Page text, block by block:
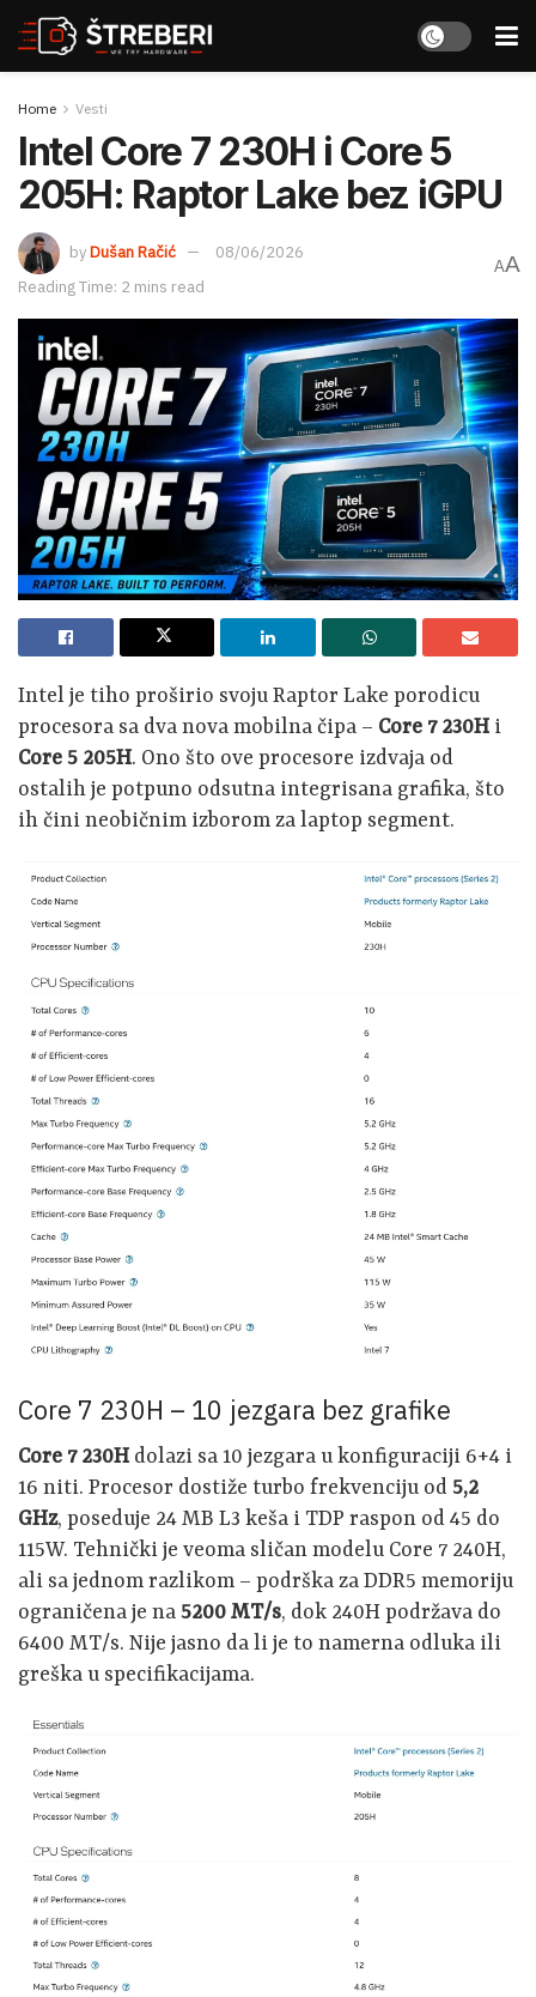
Home Vesti
Intel Core 7 230H i Core 5
205H: Raptor Lake bez iGPU
byDušan Račić
08/06/2026
Reading Time: 2 mins read
AA
Intel je tiho proširio svoju Raptor Lake porodicu
procesora sa dva nova mobilna čipa – Core 7 230H i
Core 5 205H. Ono što ove procesore izdvaja od
ostalih je potpuno odsutna integrisana grafika, što
ih čini neobičnim izborom za laptop segment.
Core 7 230H – 10 jezgara bez grafike
Core 7 230H dolazi sa 10 jezgara u konfiguraciji 6+4 i
16 niti. Procesor dostiže turbo frekvenciju od 5,2
GHz, poseduje 24 MB L3 keša i TDP raspon od 45 do
115W. Tehnički je veoma sličan modelu Core 7 240H,
ali sa jednom razlikom – podrška za DDR5 memoriju
ograničena je na 5200 MT/s, dok 240H podržava do
6400 MT/s. Nije jasno da li je to namerna odluka ili
greška u specifikacijama.